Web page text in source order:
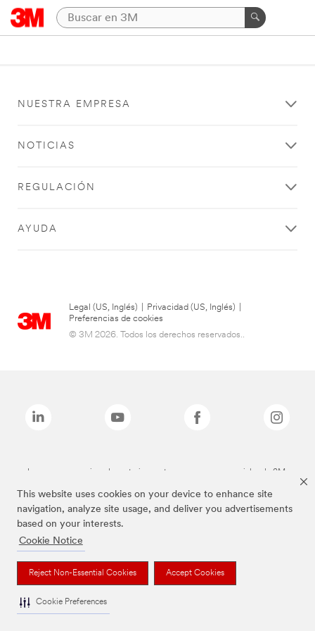
This website uses cookies on your device to enhance site
navigation, analyze site usage, and deliver you advertisements
based on your interests.
Cookie Notice
Reject Non-Essential Cookies Accept Cookies
Cookie Preferences
NUESTRA EMPRESA
NOTICIAS
REGULACIÓN
AYUDA
Legal (US, Inglés) Privacidad (US, Inglés)
Preferencias de cookies
© 3M 2026. Todos los derechos reservados..
Las marcas mencionadas anteriormente son marcas comerciales de 3M.